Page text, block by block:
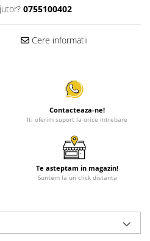
0755100402
Cere informatii
Contacteaza-ne!
Iti oferim suport la orice intrebare
Te asteptam in magazin!
Suntem la un click distanta